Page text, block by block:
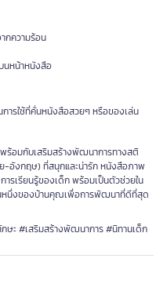
กความร้อน
นหน้าหนังสือ
ารใช้ที่คั่นหนังสือสวยๆ หรือของเล่น
ร้อมกับเสริมสร้างพัฒนาการทางสติ
อังกฤษ) ที่สนุกและน่ารัก หนังสือภาพ
รเรียนรู้ของเด็ก พร้อมเป็นตัวช่วยใน
หนึ่งของบ้านคุณเพื่อการพัฒนาที่ดีที่สุด
ะ #เสริมสร้างพัฒนาการ #นิทานเด็ก